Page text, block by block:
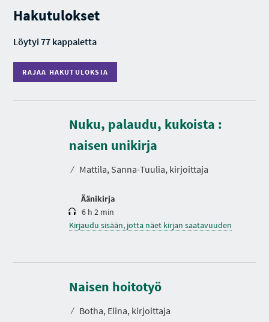
Hakutulokset
Löytyi 77 kappaletta
RAJAA HAKUTULOKSIA
A
A
U
T
U
O
Nuku, palaudu, kukoista :
naisen unikirja
⁄ Mattila, Sanna-Tuulia, kirjoittaja
Äänikirja
K
e
s
t
6 h 2 min
Kirjaudu sisään, jotta näet kirjan saatavuuden
Naisen hoitotyö
⁄ Botha, Elina, kirjoittaja
e
s
o